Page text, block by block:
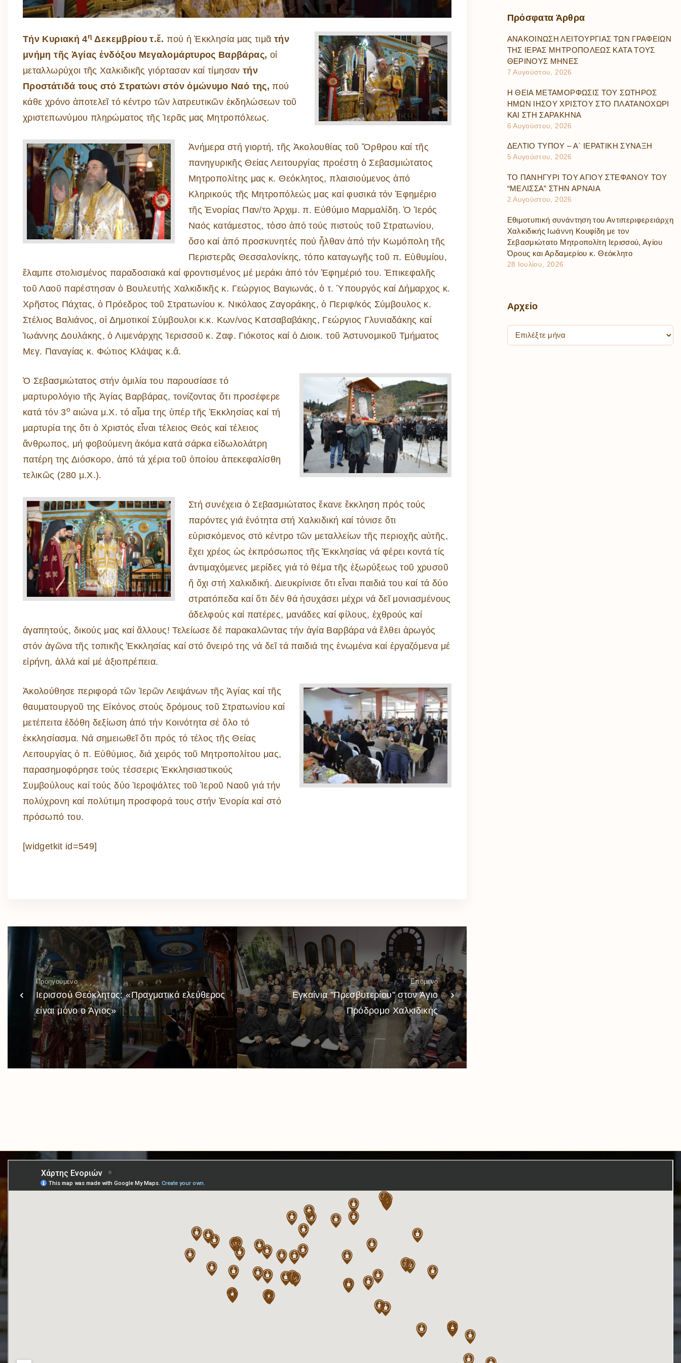
Tήν Κυριακή 4η Δεκεμβρίου τ.ἔ. πού ἡ Ἐκκλησία μας τιμᾶ τήν
μνήμη τῆς Ἁγίας ἐνδόξου Μεγαλομάρτυρος Βαρβάρας, οἱ
μεταλλωρύχοι τῆς Χαλκιδικῆς γιόρτασαν καί τίμησαν τήν
Προστάτιδά τους στό Στρατώνι στόν ὁμώνυμο Ναό της, πού
κάθε χρόνο ἀποτελεῖ τό κέντρο τῶν λατρευτικῶν ἐκδηλώσεων τοῦ
χριστεπωνύμου πληρώματος τῆς Ἱερᾶς μας Μητροπόλεως.
Ἀνήμερα στή γιορτή, τῆς Ἀκολουθίας τοῦ Ὄρθρου καί τῆς
πανηγυρικῆς Θείας Λειτουργίας προέστη ὁ Σεβασμιώτατος
Μητροπολίτης μας κ. Θεόκλητος, πλαισιούμενος ἀπό
Κληρικούς τῆς Μητροπόλεώς μας καί φυσικά τόν Ἐφημέριο
τῆς Ἐνορίας Παν/το Ἀρχιμ. π. Εὐθύμιο Μαρμαλίδη. Ὁ Ἱερός
Ναός κατάμεστος, τὀσο ἀπό τούς πιστούς τοῦ Στρατωνίου,
ὅσο καί ἀπό προσκυνητές πού ἦλθαν ἀπό τήν Κωμόπολη τῆς
Περιστερᾶς Θεσσαλονίκης, τόπο καταγωγῆς τοῦ π. Εὐθυμίου,
ἔλαμπε στολισμένος παραδοσιακά καί φροντισμένος μέ μεράκι ἀπό τόν Ἐφημέριό του. Ἐπικεφαλῆς
τοῦ Λαοῦ παρέστησαν ὁ Βουλευτής Χαλκιδικῆς κ. Γεώργιος Βαγιωνάς, ὁ τ. Ὑπουργός καί Δήμαρχος κ.
Χρῆστος Πάχτας, ὁ Πρόεδρος τοῦ Στρατωνίου κ. Νικόλαος Ζαγοράκης, ὁ Περιφ/κός Σύμβουλος κ.
Στέλιος Βαλιάνος, οἱ Δημοτικοί Σύμβουλοι κ.κ. Κων/νος Κατσαβαβάκης, Γεώργιος Γλυνιαδάκης καί
Ἰωάννης Δουλάκης, ὁ Λιμενάρχης Ἱερισσοῦ κ. Ζαφ. Γιόκοτος καί ὁ Διοικ. τοῦ Ἀστυνομικοῦ Τμήματος
Μεγ. Παναγίας κ. Φώτιος Κλάψας κ.ἄ.
Ὁ Σεβασμιώτατος στήν ὁμιλία του παρουσίασε τό
μαρτυρολόγιο τῆς Ἁγίας Βαρβάρας, τονίζοντας ὅτι προσέφερε
κατά τόν 3οαιώνα μ.Χ. τό αἷμα της ὑπέρ τῆς Ἐκκλησίας καί τή
μαρτυρία της ὅτι ὁ Χριστός εἶναι τέλειος Θεός καί τέλειος
ἄνθρωπος, μή φοβούμενη ἀκόμα κατά σάρκα εἰδωλολάτρη
πατέρη της Διόσκορο, ἀπό τά χέρια τοῦ ὁποίου ἀπεκεφαλίσθη
τελικῶς (280 μ.Χ.).
Στή συνέχεια ὁ Σεβασμιώτατος ἔκανε ἔκκληση πρός τούς
παρόντες γιά ἑνότητα στή Χαλκιδική καί τόνισε ὅτι
εὑρισκόμενος στό κέντρο τῶν μεταλλείων τῆς περιοχῆς αὐτῆς,
ἔχει χρέος ὡς ἐκπρόσωπος τῆς Ἐκκλησίας νά φέρει κοντά τίς
ἀντιμαχόμενες μερίδες γιά τό θέμα τῆς ἐξωρύξεως τοῦ χρυσοῦ
ἤ ὄχι στή Χαλκιδική. Διευκρίνισε ὅτι εἶναι παιδιά του καί τά δύο
στρατόπεδα καί ὅτι δέν θά ἡσυχάσει μέχρι νά δεῖ μονιασμένους
ἀδελφούς καί πατέρες, μανάδες καί φίλους, ἐχθρούς καί
ἀγαπητούς, δικούς μας καί ἄλλους! Τελείωσε δέ παρακαλῶντας τήν ἁγία Βαρβάρα νά ἔλθει ἀρωγός
στόν ἀγῶνα τῆς τοπικῆς Ἐκκλησίας καί στό ὄνειρό της νά δεῖ τά παιδιά της ἑνωμένα καί ἐργαζόμενα μέ
εἰρήνη, ἀλλά καί μέ ἀξιοπρέπεια.
Ἀκολούθησε περιφορά τῶν Ἱερῶν Λειψάνων τῆς Ἁγίας καί τῆς
θαυματουργοῦ της Εἰκόνος στούς δρόμους τοῦ Στρατωνίου καί
μετέπειτα ἐδόθη δεξίωση ἀπό τήν Κοινότητα σέ ὅλο τό
ἐκκλησίασμα. Νά σημειωθεῖ ὅτι πρός τό τέλος τῆς Θείας
Λειτουργίας ὁ π. Εὐθύμιος, διά χειρός τοῦ Μητροπολίτου μας,
παρασημοφόρησε τούς τέσσερις Ἐκκλησιαστικούς
Συμβούλους καί τούς δύο Ἱεροψάλτες τοῦ Ἱεροῦ Ναοῦ γιά τήν
πολύχρονη καί πολύτιμη προσφορά τους στήν Ἐνορία καί στό
πρόσωπό του.
[widgetkit id=549]
Προηγούμενο
Ιερισσού Θεόκλητος: «Πραγματικά ελεύθερος
είναι μόνο ο Άγιος»
Επόμενο
Εγκαίνια ”Πρεσβυτερίου” στον Άγιο
Πρόδρομο Χαλκιδικής
Πρόσφατα Άρθρα
ΑΝΑΚΟΙΝΩΣΗ ΛΕΙΤΟΥΡΓΙΑΣ ΤΩΝ ΓΡΑΦΕΙΩΝ
ΤΗΣ ΙΕΡΑΣ ΜΗΤΡΟΠΟΛΕΩΣ ΚΑΤΑ ΤΟΥΣ
ΘΕΡΙΝΟΥΣ ΜΗΝΕΣ
7 Αυγούστου, 2026
Η ΘΕΙΑ ΜΕΤΑΜΟΡΦΩΣΙΣ ΤΟΥ ΣΩΤΗΡΟΣ
ΗΜΩΝ ΙΗΣΟΥ ΧΡΙΣΤΟΥ ΣΤΟ ΠΛΑΤΑΝΟΧΩΡΙ
ΚΑΙ ΣΤΗ ΣΑΡΑΚΗΝΑ
6 Αυγούστου, 2026
ΔΕΛΤΙΟ ΤΥΠΟΥ – Α΄ ΙΕΡΑΤΙΚΗ ΣΥΝΑΞΗ
5 Αυγούστου, 2026
ΤΟ ΠΑΝΗΓΥΡΙ ΤΟΥ ΑΓΙΟΥ ΣΤΕΦΑΝΟΥ ΤΟΥ
“ΜΕΛΙΣΣΑ” ΣΤΗΝ ΑΡΝΑΙΑ
2 Αυγούστου, 2026
Εθιμοτυπική συνάντηση του Αντιπεριφερειάρχη
Χαλκιδικής Ιωάννη Κουφίδη με τον
Σεβασμιώτατο Μητροπολίτη Ιερισσού, Αγίου
Όρους και Αρδαμερίου κ. Θεόκλητο
28 Ιουλίου, 2026
Αρχείο